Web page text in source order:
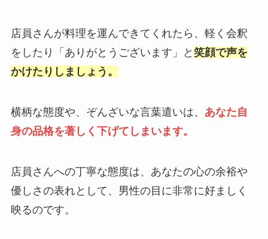
店員さんが料理を運んできてくれたら、軽く会釈
をしたり「ありがとうございます」と 笑顔で声を
かけたりしましょう。
横柄な態度や、ぞんざいな言葉遣いは、 あなた自
身の品格を著しく下げてしまいます。
店員さんへの丁寧な態度は、あなたの心の余裕や
優しさの表れとして、男性の目に非常に好ましく
映るのです。